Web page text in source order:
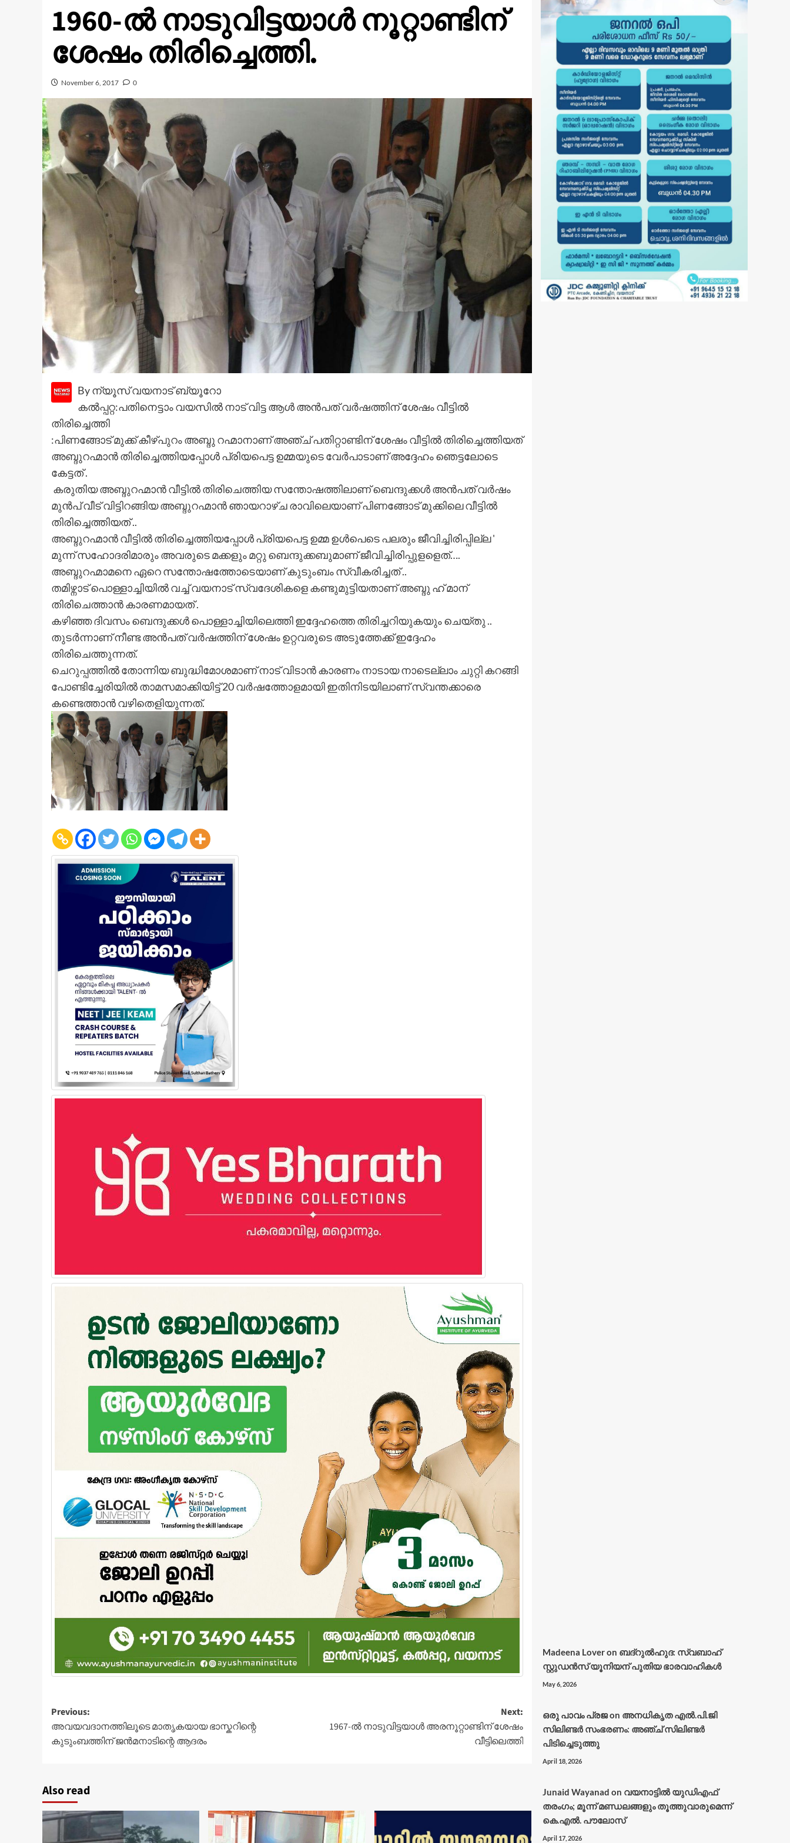
1960-ൽ നാടുവിട്ടയാൾ നൂറ്റാണ്ടിന്
ശേഷം തിരിച്ചെത്തി.
November 6, 2017 0
By ന്യൂസ് വയനാട് ബ്യൂറോ
കൽപ്പറ്റ:പതിനെട്ടാം വയസിൽ നാട് വിട്ട ആൾ അൻപത് വർഷത്തിന് ശേഷം വീട്ടിൽ
തിരിച്ചെത്തി
:പിണങ്ങോട് മുക്ക് കീഴ്പുറം അബ്ദു റഹ്മാനാണ് അഞ്ച് പതിറ്റാണ്ടിന് ശേഷം വീട്ടിൽ തിരിച്ചെത്തിയത്
അബ്ദുറഹ്മാൻ തിരിച്ചെത്തിയപ്പോൾ പ്രിയപെട്ട ഉമ്മയുടെ വേർപാടാണ് അദ്ദേഹം ഞെട്ടലോടെ
കേട്ടത് .
കരുതിയ അബ്ദുറഹ്മാൻ വീട്ടിൽ തിരിചെത്തിയ സന്തോഷത്തിലാണ് ബെന്ദുക്കൾ അൻപത് വർഷം
മുൻപ് വീട് വിട്ടിറങ്ങിയ അബ്ദുറഹ്മാൻ ഞായറാഴ്ച രാവിലെയാണ് പിണങ്ങോട് മുക്കിലെ വീട്ടിൽ
തിരിച്ചെത്തിയത് ..
അബ്ദുറഹ്മാൻ വീട്ടിൽ തിരിച്ചെത്തിയപ്പോൾ പ്രിയപെട്ട ഉമ്മ ഉൾപെടെ പലരും ജീവിച്ചിരിപ്പില്ല '
മുന്ന് സഹോദരിമാരും അവരുടെ മക്കളും മറ്റു ബെന്ദുക്കബുമാണ് ജീവിച്ചിരിപ്പുളളെത്….
അബ്ദുറഹ്മാമനെ ഏറെ സന്തോഷത്തോടെയാണ് കുടുംബം സ്വീകരിച്ചത് ..
തമിഴ്നാട് പൊള്ളാച്ചിയിൽ വച്ച് വയനാട് സ്വദേശികളെ കണ്ടുമുട്ടിയതാണ് അബ്ദു ഹ് മാന്
തിരിചെത്താൻ കാരണമായത് .
കഴിഞ്ഞ ദിവസം ബെന്ദുക്കൾ പൊള്ളാച്ചിയിലെത്തി ഇദ്ദേഹത്തെ തിരിച്ചറിയുകയും ചെയ്തു ..
തുടർന്നാണ് നീണ്ട അൻപത് വർഷത്തിന് ശേഷം ഉറ്റവരുടെ അടുത്തേക്ക് ഇദ്ദേഹം
തിരിചെത്തുന്നത്.
ചെറുപ്പത്തിൽ തോന്നിയ ബുദ്ധിമോശമാണ് നാട് വിടാൻ കാരണം നാടായ നാടെല്ലാം ചുറ്റി കറങ്ങി
പോണ്ടിച്ചേരിയിൽ താമസമാക്കിയിട്ട് 20 വർഷത്തോളമായി ഇതിനിടയിലാണ് സ്വന്തക്കാരെ
കണ്ടെത്താൻ വഴിതെളിയുന്നത്.
Post
navigation
Previous:
അവയവദാനത്തിലൂടെ മാതൃകയായ ഭാസ്കറിന്റെ
കുടുംബത്തിന് ജൻമനാടിന്റെ ആദരം
Next:
1967-ൽ നാടുവിട്ടയാൾ അരനൂറ്റാണ്ടിന് ശേഷം
വീട്ടിലെത്തി
Also read
Madeena Loveron ബദ്റുൽഹുദ: സ്വബാഹ്
സ്റ്റുഡൻസ് യൂനിയന് പുതിയ ഭാരവാഹികൾ
May 6, 2026
ഒരു പാവം പ്രജon അനധികൃത എൽ.പി.ജി
സിലിണ്ടർ സംഭരണം: അഞ്ച് സിലിണ്ടർ
പിടിച്ചെടുത്തു
April 18, 2026
Junaid Wayanad on വയനാട്ടില്‍ യുഡിഎഫ്
തരംഗം; മൂന്ന് മണ്ഡലങ്ങളും തൂത്തുവാരുമെന്ന്
കെ.എല്‍. പൗലോസ്
April 17, 2026